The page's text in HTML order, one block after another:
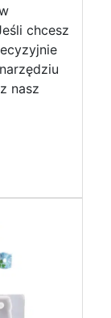
chcesz
nasz